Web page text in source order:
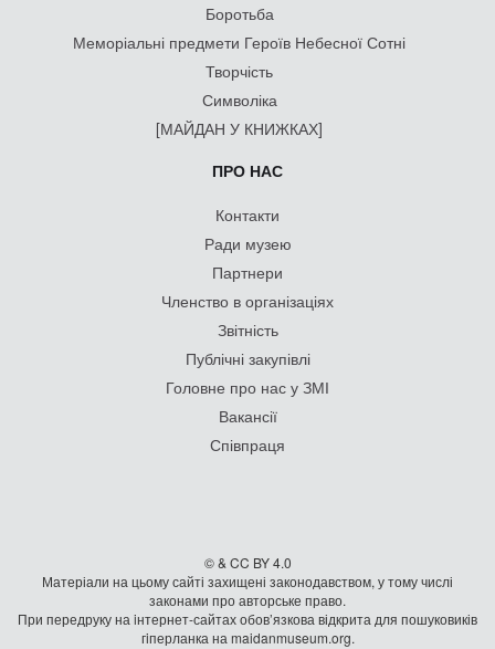
Боротьба
Меморіальні предмети Героїв Небесної Сотні
Творчість
Символіка
[МАЙДАН У КНИЖКАХ]
ПРО НАС
Контакти
Ради музею
Партнери
Членство в організаціях
Звітність
Публічні закупівлі
Головне про нас у ЗМІ
Вакансії
Співпраця
© & CC BY 4.0
Матеріали на цьому сайті захищені законодавством, у тому числі
законами про авторське право.
При передруку на iнтернет-сайтах обов’язкова відкрита для пошуковиків
гiперланка на maidanmuseum.org.